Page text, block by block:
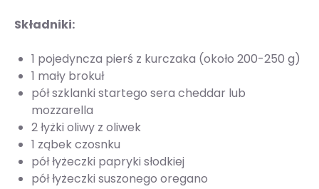
Składniki:
1 pojedyncza pierś z kurczaka (około 200-250 g)
1 mały brokuł
pół szklanki startego sera cheddar lub
mozzarella
2 łyżki oliwy z oliwek
1 ząbek czosnku
pół łyżeczki papryki słodkiej
pół łyżeczki suszonego oregano